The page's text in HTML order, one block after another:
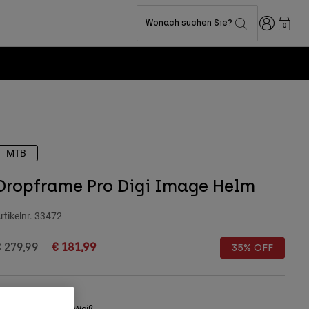
Wonach suchen Sie? Anmelden
0
MTB
Pro Digi Image Helm
33472
reduced from
279,99to€ 181,99 35% OFF